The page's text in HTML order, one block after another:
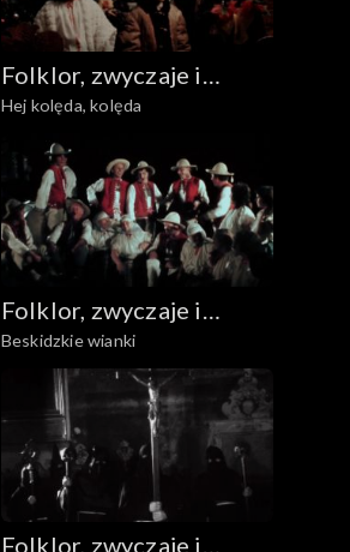
Folklor, zwyczaje i
sztuka ludowa
Hej kolęda, kolęda
Folklor, zwyczaje i
sztuka ludowa
Beskidzkie wianki
Folklor, zwyczaje i